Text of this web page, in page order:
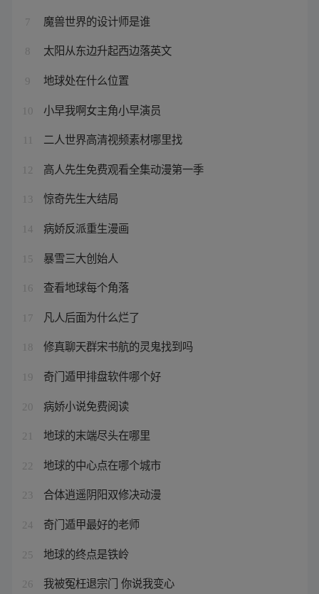
7 魔兽世界的设计师是谁
8 太阳从东边升起西边落英文
9 地球处在什么位置
10 小早我啊女主角小早演员
二人世界高清视频素材哪里找
12 高人先生免费观看全集动漫第一季
13 惊奇先生大结局
14 病娇反派重生漫画
15 暴雪三大创始人
16 查看地球每个角落
17 凡人后面为什么烂了
18 修真聊天群宋书航的灵鬼找到吗
19 奇门遁甲排盘软件哪个好
20 病娇小说免费阅读
21 地球的末端尽头在哪里
22 地球的中心点在哪个城市
23 合体逍遥阴阳双修决动漫
24 奇门遁甲最好的老师
25 地球的终点是铁岭
26 我被冤枉退宗门 你说我变心